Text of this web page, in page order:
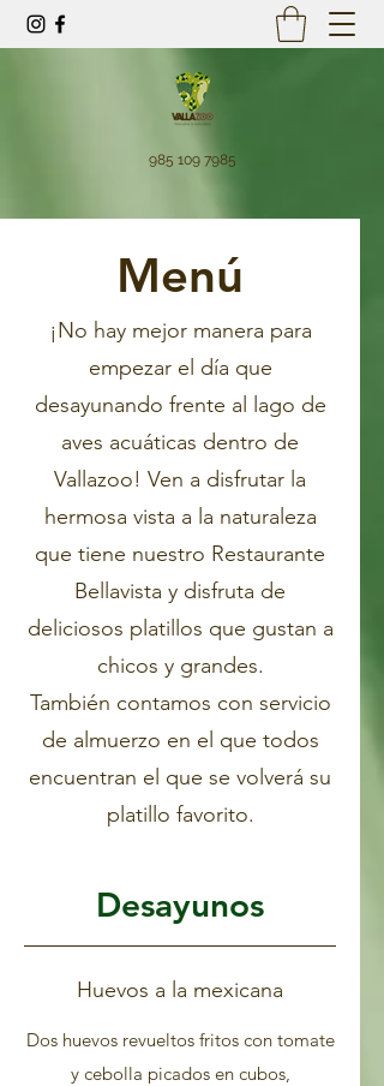
985 109 7985
Menú
¡No hay mejor manera para
empezar el día que
desayunando frente al lago de
aves acuáticas dentro de
Vallazoo! Ven a disfrutar la
hermosa vista a la naturaleza
que tiene nuestro Restaurante
Bellavista y disfruta de
deliciosos platillos que gustan a
chicos y grandes.
También contamos con servicio
de almuerzo en el que todos
encuentran el que se volverá su
platillo favorito.
Desayunos
Huevos a la mexicana
Dos huevos revueltos fritos con tomate
y cebolla picados en cubos,